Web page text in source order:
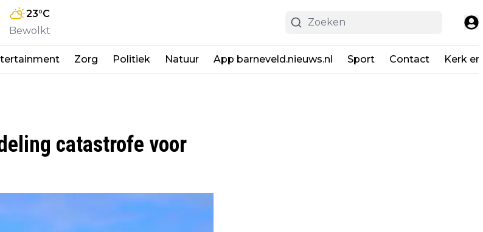
23°C
Bewolkt
Zorg Politiek Natuur App barneveld.nieuws.nl Sport Contact Kerk
catastrofe voor